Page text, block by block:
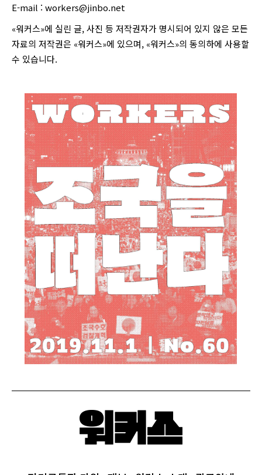
E-mail : workers@jinbo.net
«워커스»에 실린 글, 사진 등 저작권자가 명시되어 있지 않은 모든
자료의 저작권은 «워커스»에 있으며, «워커스»의 동의하에 사용할
수 있습니다.